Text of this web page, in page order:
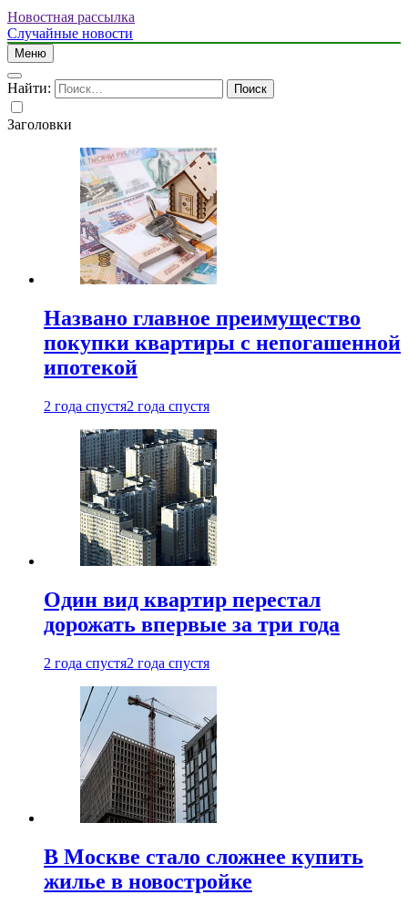
Новостная рассылка
Случайные новости
Меню
Найти:
Заголовки
Названо главное преимущество
покупки квартиры с непогашенной
ипотекой
2 года спустя2 года спустя
Один вид квартир перестал
дорожать впервые за три года
2 года спустя2 года спустя
В Москве стало сложнее купить
жилье в новостройке